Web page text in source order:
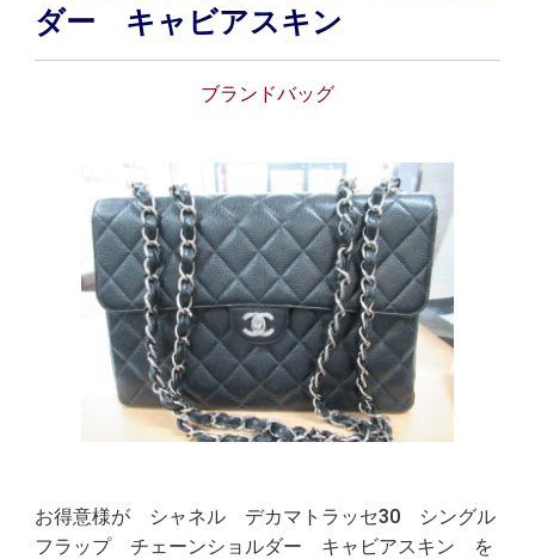
ダー キャビアスキン
ブランドバッグ
お得意様が シャネル デカマトラッセ30 シングル
フラップ チェーンショルダー キャビアスキン を